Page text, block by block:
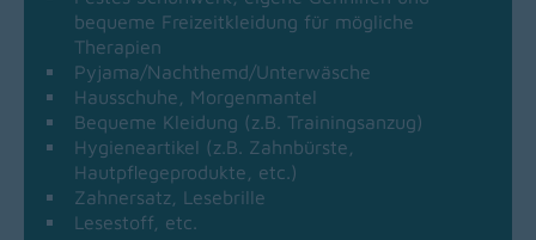
bequeme Freizeitkleidung für mögliche
Therapien
Pyjama/Nachthemd/Unterwäsche
Hausschuhe, Morgenmantel
Bequeme Kleidung (z.B. Trainingsanzug)
Hygieneartikel (z.B. Zahnbürste,
Hautpflegeprodukte, etc.)
Zahnersatz, Lesebrille
Lesestoff, etc.